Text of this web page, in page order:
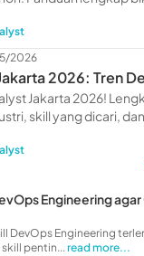
2026
2026: Tren
Jakarta 2026!
skill yang dicari,
Engineering
DevOps Engineering
pentin...read more...